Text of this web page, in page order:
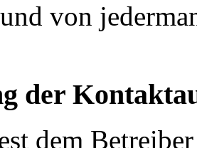
von
der
dem